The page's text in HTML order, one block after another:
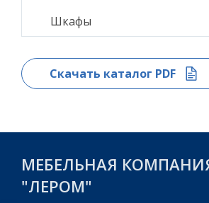
Шкафы
Скачать каталог PDF
МЕБЕЛЬНАЯ
"ЛЕРОМ"